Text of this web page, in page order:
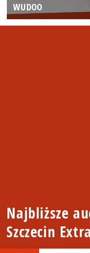
WUDOO
Najbliższe
Szczecin Extra